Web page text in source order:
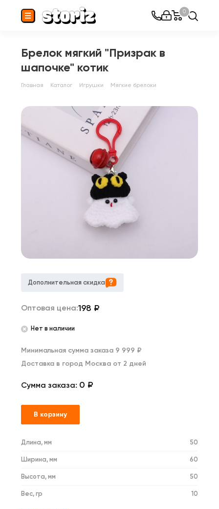
0
Брелок мягкий "Призрак в
шапочке" котик
Главная Каталог Игрушки Мягкие брелоки
Дополнительная скидка
Оптовая цена:198 ₽
Нет в наличии
Минимальная сумма заказа 9 999 ₽
Доставка в город Москва от 2 дней
Сумма заказа: 0 ₽
В корзину
Длина, мм 50
Ширина, мм 60
Высота, мм 50
Вес, гр 10